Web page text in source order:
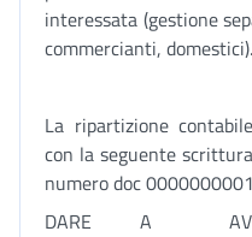
interessata (gestione
commercianti, domestici).
La ripartizione
con la seguente
numero doc
DARE A